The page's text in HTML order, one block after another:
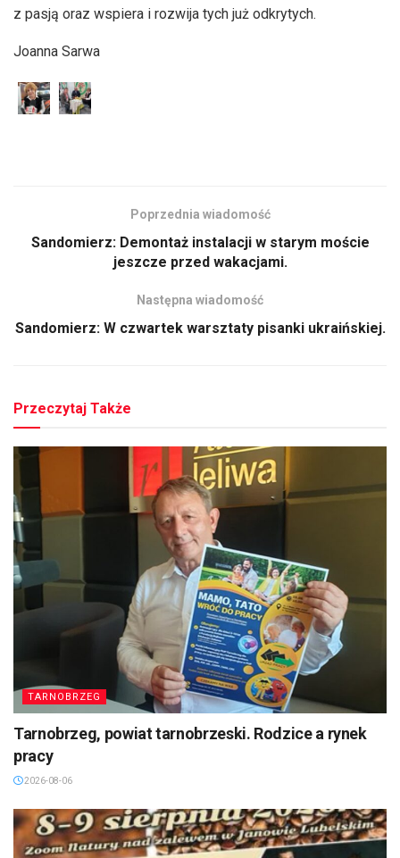
z pasją oraz wspiera i rozwija tych już odkrytych.
Joanna Sarwa
Poprzednia wiadomość
Sandomierz: Demontaż instalacji w starym moście
jeszcze przed wakacjami.
Następna wiadomość
Sandomierz: W czwartek warsztaty pisanki ukraińskiej.
Przeczytaj Także
TARNOBRZEG
Tarnobrzeg, powiat tarnobrzeski. Rodzice a rynek
pracy
2026-08-06